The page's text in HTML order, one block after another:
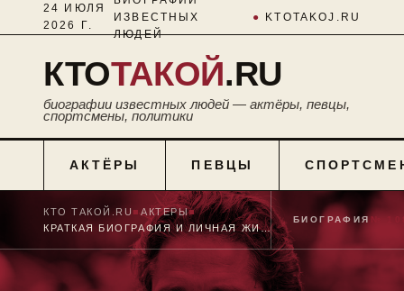
24 ИЮЛЯ
2026 Г.
ИЗВЕСТНЫХ
ЛЮДЕЙ
● KTOTAKOJ.RU
КТОТАКОЙ.RU
биографии известных людей — актёры, певцы,
спортсмены, политики
АКТЁРЫ ПЕВЦЫ
КТО ТАКОЙ.RU■АКТЕРЫ■
КРАТКАЯ БИОГРАФИЯ И ЛИЧНАЯ ЖИЗНЬ ДЖЕРАРДА БАТЛЕРА
БИОГРАФИЯ №